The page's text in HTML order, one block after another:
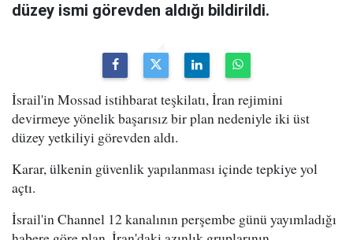
düzey ismi görevden aldığı bildirildi.
İsrail'in Mossad istihbarat teşkilatı, İran rejimini
devirmeye yönelik başarısız bir plan nedeniyle iki üst
düzey yetkiliyi görevden aldı.
Karar, ülkenin güvenlik yapılanması içinde tepkiye yol
açtı.
İsrail'in Channel 12 kanalının perşembe günü yayımladığı